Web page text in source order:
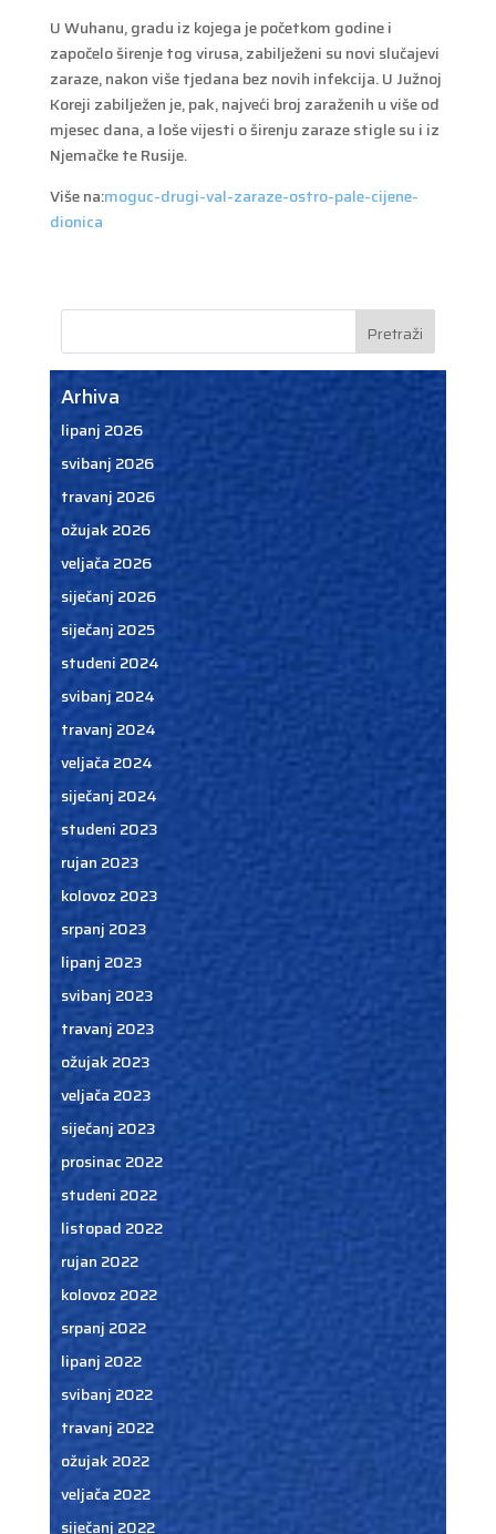
U Wuhanu, gradu iz kojega je početkom godine i
započelo širenje tog virusa, zabilježeni su novi slučajevi
zaraze, nakon više tjedana bez novih infekcija. U Južnoj
Koreji zabilježen je, pak, najveći broj zaraženih u više od
mjesec dana, a loše vijesti o širenju zaraze stigle su i iz
Njemačke te Rusije.
Više na:moguc-drugi-val-zaraze-ostro-pale-cijene-
dionica
Arhiva
lipanj 2026
svibanj 2026
travanj 2026
ožujak 2026
veljača 2026
siječanj 2026
siječanj 2025
studeni 2024
svibanj 2024
travanj 2024
veljača 2024
siječanj 2024
studeni 2023
rujan 2023
kolovoz 2023
srpanj 2023
lipanj 2023
svibanj 2023
travanj 2023
ožujak 2023
veljača 2023
siječanj 2023
prosinac 2022
studeni 2022
listopad 2022
rujan 2022
kolovoz 2022
srpanj 2022
lipanj 2022
svibanj 2022
travanj 2022
ožujak 2022
veljača 2022
siječanj 2022